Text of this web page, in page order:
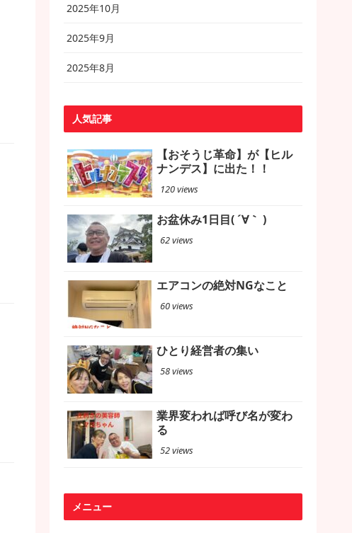
2025年10月
2025年9月
2025年8月
人気記事
【おそうじ革命】が【ヒル
ナンデス】に出た！！
120 views
お盆休み1日目( ´∀｀ )
62 views
エアコンの絶対NGなこと
60 views
ひとり経営者の集い
58 views
業界変われば呼び名が変わ
る
52 views
メニュー